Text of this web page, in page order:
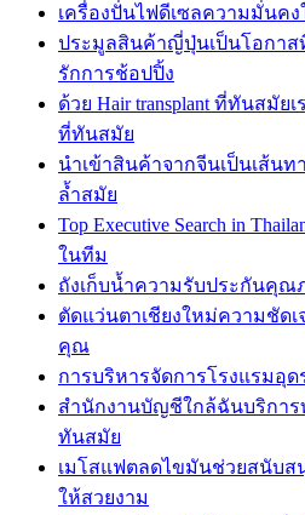
เครื่องปั่นไฟดีเซลความมั่นค
ประมูลสินค้าญี่ปุ่นเป็นโอกา
รักการช้อปปิ้ง
ด้วย Hair transplant ที่ทันสมั
ที่ทันสมัย
นำเข้าสินค้าจากจีนเป็นเส้น
ล้ำสมัย
Top Executive Search in
ในทีม
ถังเก็บน้ำความรับประกันคุ
ตัดแว่นตาเชียงใหม่ความชัด
คุณ
การบริหารจัดการโรงแรมอุด
สำนักงานบัญชีใกล้ฉันบริการ
ทันสมัย
เมโสแฟตลดไขมันช่วยสนับ
ให้สวยงาม